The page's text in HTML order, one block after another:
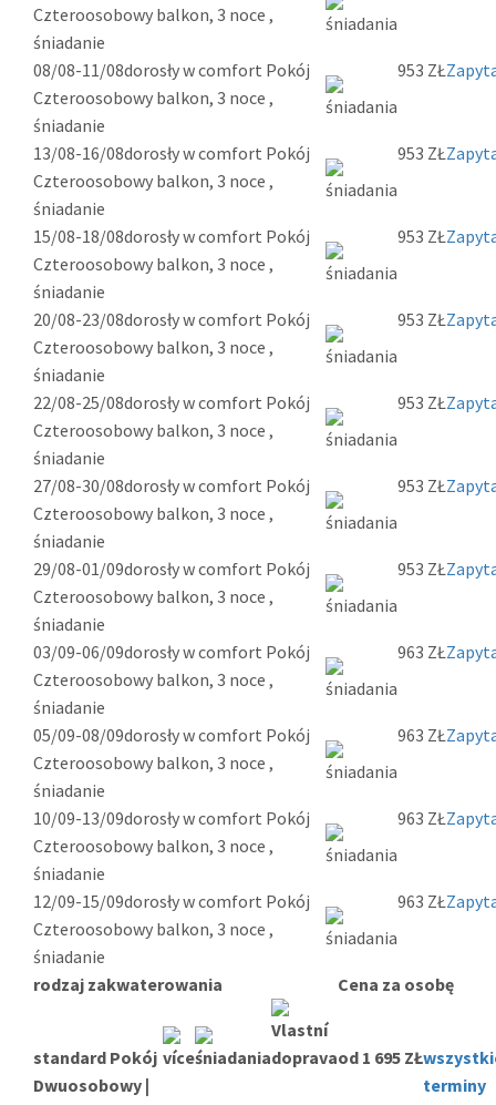
Czteroosobowy balkon, 3 noce ,
śniadanie
08/08-11/08dorosły w comfort Pokój
Czteroosobowy balkon, 3 noce ,
śniadanie
953 ZŁ
13/08-16/08dorosły w comfort Pokój
Czteroosobowy balkon, 3 noce ,
śniadanie
953 ZŁ
15/08-18/08dorosły w comfort Pokój
Czteroosobowy balkon, 3 noce ,
śniadanie
953 ZŁ
20/08-23/08dorosły w comfort Pokój
Czteroosobowy balkon, 3 noce ,
śniadanie
953 ZŁ
22/08-25/08dorosły w comfort Pokój
Czteroosobowy balkon, 3 noce ,
śniadanie
953 ZŁ
27/08-30/08dorosły w comfort Pokój
Czteroosobowy balkon, 3 noce ,
śniadanie
953 ZŁ
29/08-01/09dorosły w comfort Pokój
Czteroosobowy balkon, 3 noce ,
śniadanie
953 ZŁ
03/09-06/09dorosły w comfort Pokój
Czteroosobowy balkon, 3 noce ,
śniadanie
963 ZŁ
05/09-08/09dorosły w comfort Pokój
Czteroosobowy balkon, 3 noce ,
śniadanie
963 ZŁ
10/09-13/09dorosły w comfort Pokój
Czteroosobowy balkon, 3 noce ,
śniadanie
963 ZŁ
12/09-15/09dorosły w comfort Pokój
Czteroosobowy balkon, 3 noce ,
śniadanie
963 ZŁ
rodzaj zakwaterowania Cena za osobę
standard Pokój
Dwuosobowy |
od 1 695 ZŁ
terminy